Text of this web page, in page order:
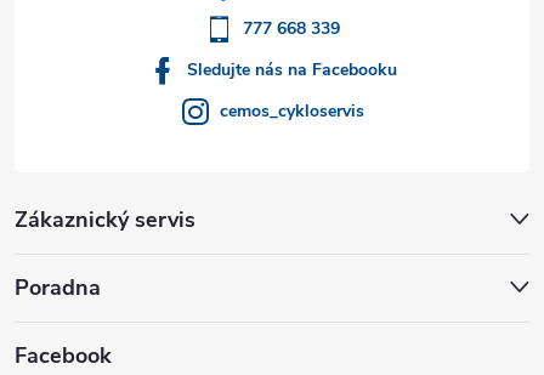
777 668 339
Sledujte nás na Facebooku
cemos_cykloservis
Zákaznický servis
Poradna
Facebook